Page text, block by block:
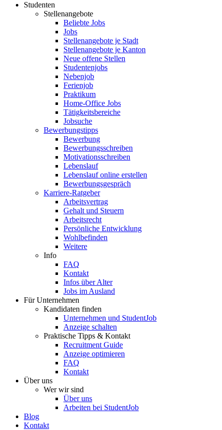
Studenten
Stellenangebote
Beliebte Jobs
Jobs
Stellenangebote je Stadt
Stellenangebote je Kanton
Neue offene Stellen
Studentenjobs
Nebenjob
Ferienjob
Praktikum
Home-Office Jobs
Tätigkeitsbereiche
Jobsuche
Bewerbungstipps
Bewerbung
Bewerbungsschreiben
Motivationsschreiben
Lebenslauf
Lebenslauf online erstellen
Bewerbungsgespräch
Karriere-Ratgeber
Arbeitsvertrag
Gehalt und Steuern
Arbeitsrecht
Persönliche Entwicklung
Wohlbefinden
Weitere
Info
FAQ
Kontakt
Infos über Alter
Jobs im Ausland
Für Unternehmen
Kandidaten finden
Unternehmen und StudentJob
Anzeige schalten
Praktische Tipps & Kontakt
Recruitment Guide
Anzeige optimieren
FAQ
Kontakt
Über uns
Wer wir sind
Über uns
Arbeiten bei StudentJob
Blog
Kontakt